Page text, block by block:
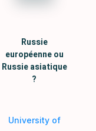
Russie
européenne ou
Russie asiatique
?
University of